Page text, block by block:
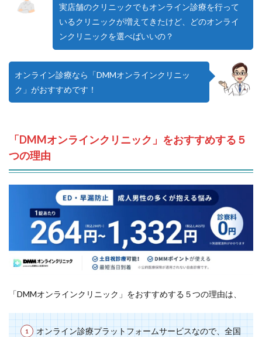
実店舗のクリニックでもオンライン診療を行って
いるクリニックが増えてきたけど、どのオンライ
ンクリニックを選べばいいの？
オンライン診療なら「DMMオンラインクリニッ
ク」がおすすめです！
「DMMオンラインクリニック」をおすすめする５
つの理由
「DMMオンラインクリニック」をおすすめする５つの理由は、
オンライン診療プラットフォームサービスなので、全国